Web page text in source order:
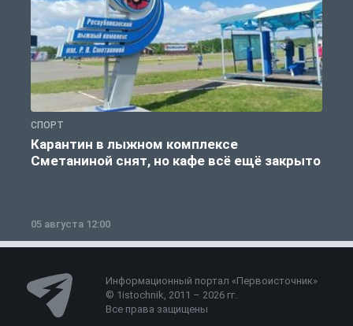
СПОРТ
Карантин в лыжном комплексе
Сметаниной снят, но кафе всё ещё закрыто
05 августа 12:00
Информационный портал «Первоисточник»
© 1istochnik, 2011 – 2026 гг.
Все права защищены